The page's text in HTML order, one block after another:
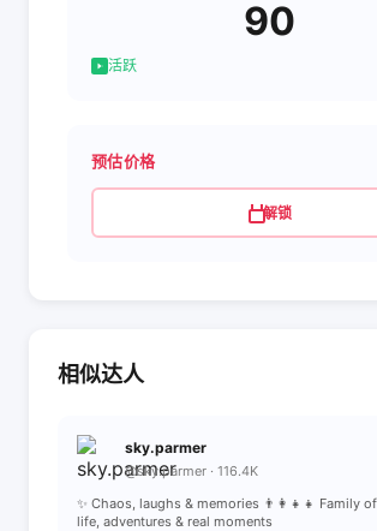
90
活跃
预估价格
解锁
相似达人
sky.parmer
@sky.parmer · 116.4K
✨ Chaos, laughs & memories 👨‍👩‍👧‍👧 Family
life, adventures & real moments